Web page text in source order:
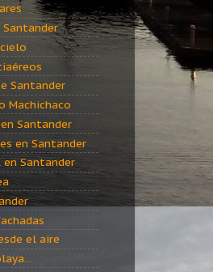
Santander
Santander
Machichaco
Santander
en Santander
Santander
el aire